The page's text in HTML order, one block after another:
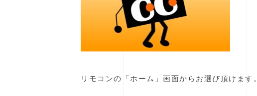
リモコンの「ホーム」画面からお選び頂けます。